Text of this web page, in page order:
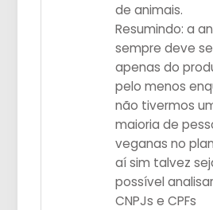
de animais.
Resumindo: a
sempre deve
apenas do
pelo menos
não tivermos
maioria de
veganas no
aí sim talvez
possível analisar
CNPJs e CPFs